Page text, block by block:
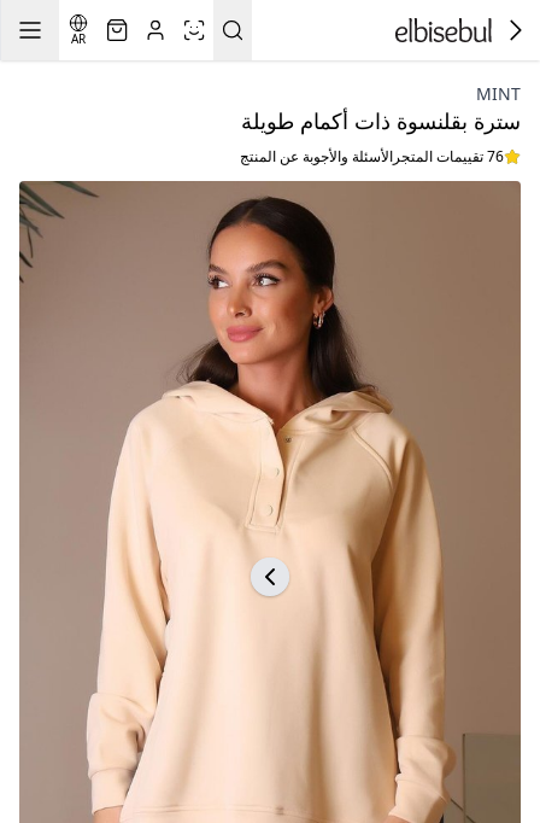
AR
MINT
سترة بقلنسوة ذات أكمام طويلة
76 تقييمات المتجر الأسئلة والأجوبة عن المنتج